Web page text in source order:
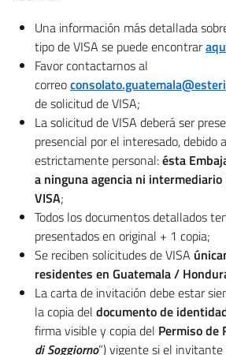
Una información más detallada
tipo de VISA se puede encontrar
Favor contactarnos al
correo
de solicitud de VISA;
La solicitud de VISA deberá ser
presencial por el interesado, debido
estrictamente personal:ésta
a ninguna agencia ni
VISA;
Todos los documentos detallados
presentados en original + 1 copia;
Se reciben solicitudes de VISA
residentes en Guatemala /
La carta de invitación debe estar
la copia del documento de
firma visible y copia del Permiso de
di Soggiorno”) vigente si el